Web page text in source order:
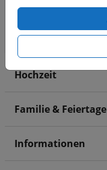
Hochzeit
Familie & Feiertage
Informationen